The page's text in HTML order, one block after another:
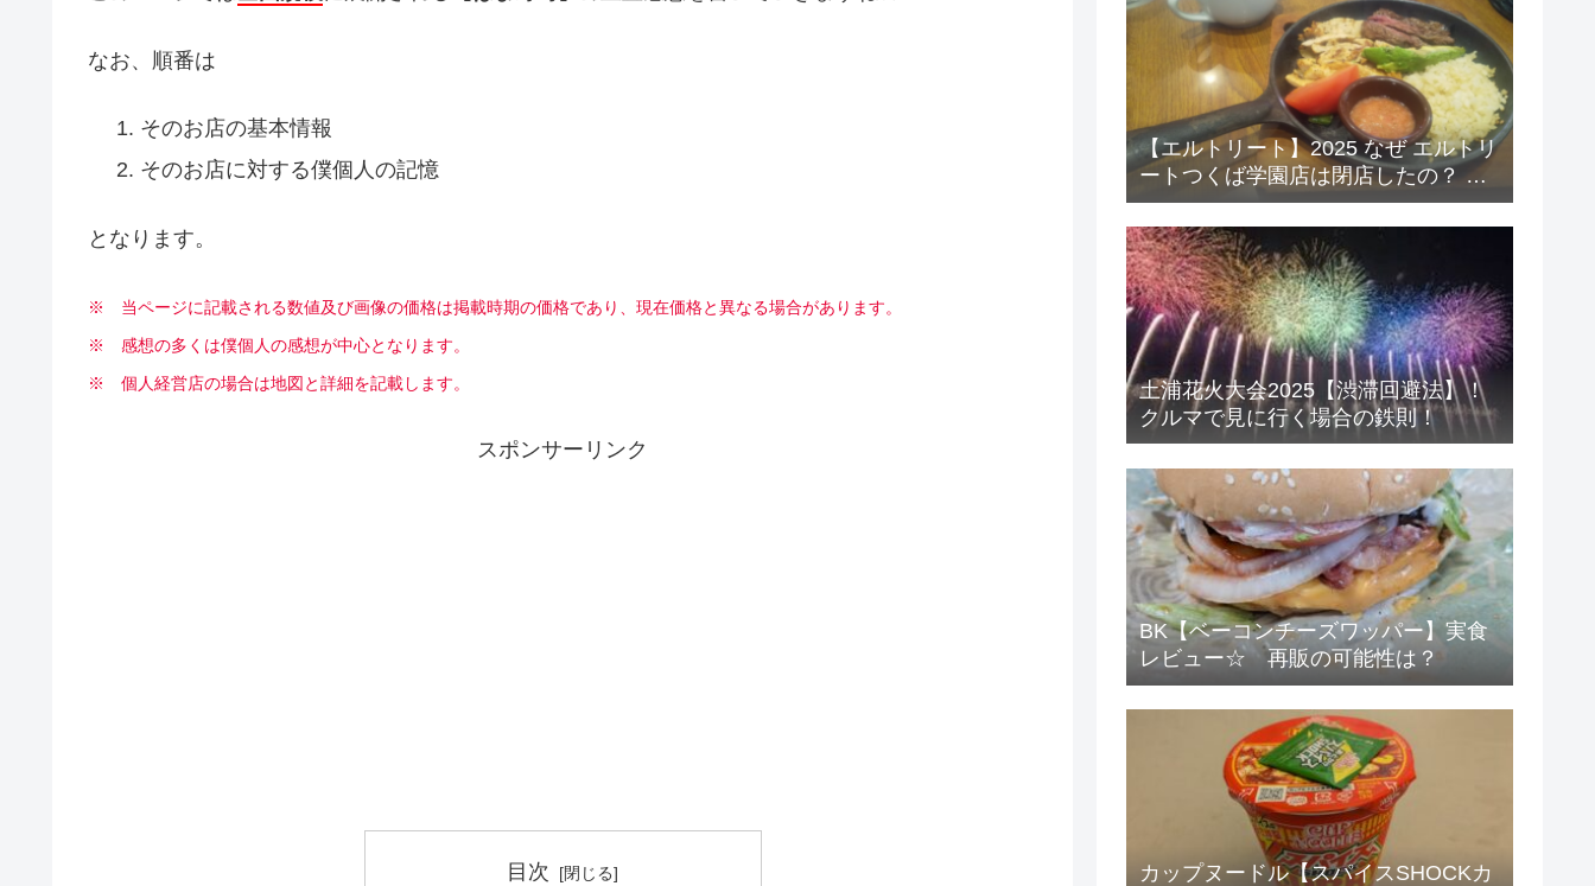
なお、順番は
そのお店の基本情報
そのお店に対する僕個人の記憶
となります。
※ 当ページに記載される数値及び画像の価格は掲載時期の価格であり、現在価格と異なる場合があります。
※
感想の多くは僕個人の感想が中心となります。
※ 個人経営店の場合は地図と詳細を記載します。
スポンサーリンク
目次
【エルトリート】2025 なぜ エルトリ
ートつくば学園店は閉店したの？ 考
察と店舗感想
土浦花火大会2025【渋滞回避法】！
クルマで見に行く場合の鉄則！
BK【ベーコンチーズワッパー】実食
レビュー☆ 再販の可能性は？
カップヌードル【スパイスSHOCKカ